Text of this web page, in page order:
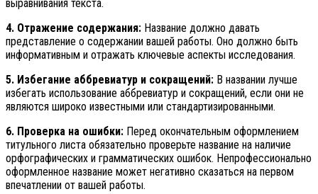
выравнивания текста.
4. Отражение содержания: Название должно давать
представление о содержании вашей работы. Оно должно быть
информативным и отражать ключевые аспекты исследования.
5. Избегание аббревиатур и сокращений: В названии лучше
избегать использование аббревиатур и сокращений, если они не
являются широко известными или стандартизированными.
6. Проверка на ошибки: Перед окончательным оформлением
титульного листа обязательно проверьте название на наличие
орфографических и грамматических ошибок. Непрофессионально
оформленное название может негативно сказаться на первом
впечатлении от вашей работы.